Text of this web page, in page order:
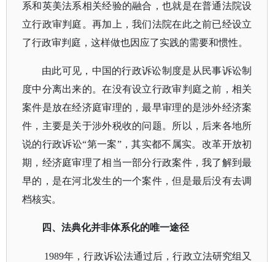
系和英美法系相关经验的融合，也就是在普通法院设
立行政审判庭。再加上，我们法院在此之前已经设立
了行政审判庭，这样做也因应了实践的需要和惯性。
由此可见，中国的行政诉讼制度是从民事诉讼制
度中分离出来的。在没有设立行政审判庭之前，相关
案件是放在经济庭审理的，最早审理的是涉外经济案
件，主要是关于涉外税收的问题。所以，后来各地所
说的行政诉讼“第一案”，其实都不属实。改革开放初
期，经济庭审理了相当一部分行政案件，我了解到最
早的，是在河北发生的一个案件，但是最后没有去调
档核实。
四、法典化并非体系化的唯一途径
1989年，行政诉讼法通过后，行政立法研究组又